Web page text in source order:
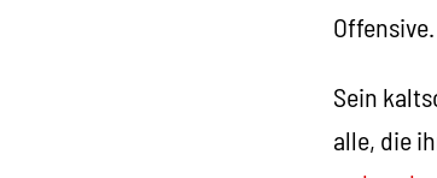
Offensive.
Sein
alle, die